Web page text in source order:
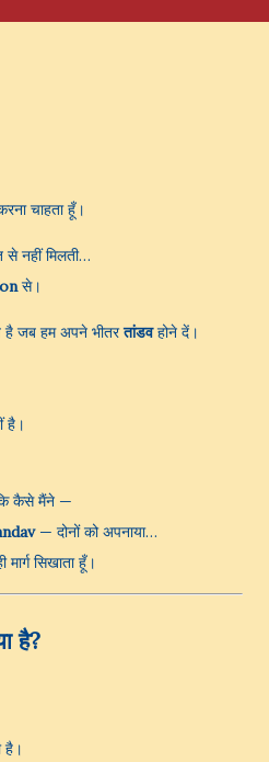
चाहता हूँ।
नहीं मिलती…
से।
जब हम अपने भीतरतांडवहोने दें।
है।
कैसे मैंने —
— दोनों को अपनाया…
सिखाता हूँ।
है?
है।